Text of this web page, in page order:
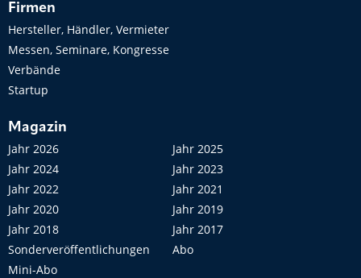
Firmen
Hersteller, Händler, Vermieter
Messen, Seminare, Kongresse
Verbände
Startup
Magazin
Jahr 2026
Jahr 2025
Jahr 2024
Jahr 2023
Jahr 2022
Jahr 2021
Jahr 2020
Jahr 2019
Jahr 2018
Jahr 2017
Sonderveröffentlichungen
Abo
Mini-Abo